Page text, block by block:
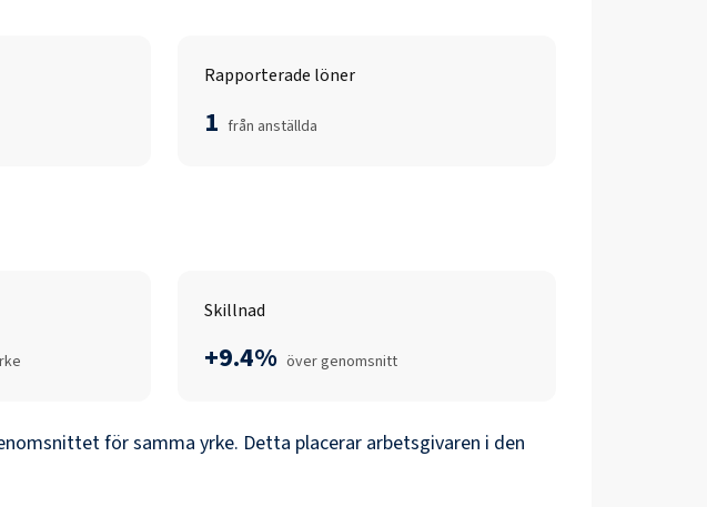
Rapporterade löner
1 från anställda
Skillnad
+9.4% över genomsnitt
för samma yrke. Detta placerar arbetsgivaren i den